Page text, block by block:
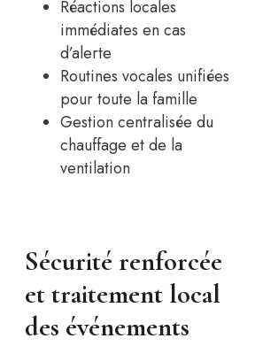
Réactions locales
immédiates en cas
d’alerte
Routines vocales unifiées
pour toute la famille
Gestion centralisée du
chauffage et de la
ventilation
Sécurité renforcée
et traitement local
des événements